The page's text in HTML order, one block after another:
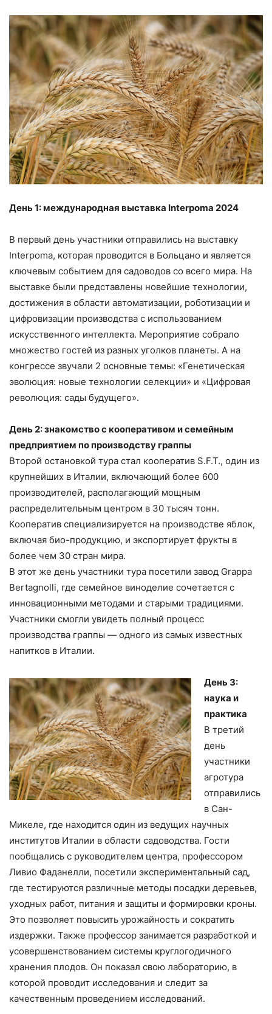
День 1: международная выставка Interpoma 2024
В первый день участники отправились на выставку
Interpoma, которая проводится в Больцано и является
ключевым событием для садоводов со всего мира. На
выставке были представлены новейшие технологии,
достижения в области автоматизации, роботизации и
цифровизации производства с использованием
искусственного интеллекта. Мероприятие собрало
множество гостей из разных уголков планеты. А на
конгрессе звучали 2 основные темы: «Генетическая
эволюция: новые технологии селекции» и «Цифровая
революция: сады будущего».
День 2: знакомство с кооперативом и семейным
предприятием по производству граппы
Второй остановкой тура стал кооператив S.F.T., один из
крупнейших в Италии, включающий более 600
производителей, располагающий мощным
распределительным центром в 30 тысяч тонн.
Кооператив специализируется на производстве яблок,
включая био-продукцию, и экспортирует фрукты в
более чем 30 стран мира.
В этот же день участники тура посетили завод Grappa
Bertagnolli, где семейное виноделие сочетается с
инновационными методами и старыми традициями.
Участники смогли увидеть полный процесс
производства граппы — одного из самых известных
напитков в Италии.
День 3:
наука и
практика
В третий
день
участники
агротура
отправились
в Сан-
Микеле, где находится один из ведущих научных
институтов Италии в области садоводства. Гости
пообщались с руководителем центра, профессором
Ливио Фаданелли, посетили экспериментальный сад,
где тестируются различные методы посадки деревьев,
уходных работ, питания и защиты и формировки кроны.
Это позволяет повысить урожайность и сократить
издержки. Также профессор занимается разработкой и
усовершенствованием системы круглогодичного
хранения плодов. Он показал свою лабораторию, в
которой проводит исследования и следит за
качественным проведением исследований.